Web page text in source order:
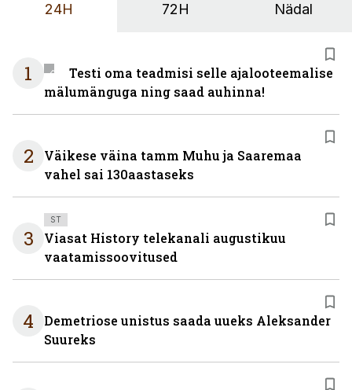
24H 72H Nädal
1
Testi oma teadmisi selle ajalooteemalise
mälumänguga ning saad auhinna!
2
Väikese väina tamm Muhu ja Saaremaa
vahel sai 130aastaseks
3
ST
Viasat History telekanali augustikuu
vaatamissoovitused
4
Demetriose unistus saada uueks Aleksander
Suureks